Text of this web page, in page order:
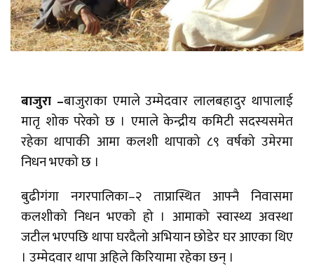
बाजुरा –बाजुराका एमाले उम्मेदवार लालबहादुर थापालाई
मातृ शोक परेको छ । एमाले केन्द्रीय कमिटी सदस्यसमेत
रहेका थापाकी आमा कलशी थापाको ८९ वर्षको उमेरमा
निधन भएको छ ।
बुढीगंगा नगरपालिका–२ ताप्रास्थित आफ्नै निवासमा
कलशीको निधन भएको हो । आमाको स्वास्थ्य अवस्था
जटील भएपछि थापा घरदैलो अभियान छोडेर घर आएका थिए
। उम्मेदवार थापा अहिले किरियामा रहेका छन् ।